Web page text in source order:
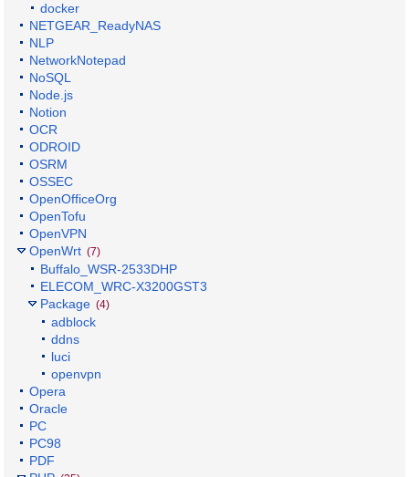
docker
NETGEAR_ReadyNAS
NLP
NetworkNotepad
NoSQL
Node.js
Notion
OCR
ODROID
OSRM
OSSEC
OpenOfficeOrg
OpenTofu
OpenVPN
OpenWrt (7)
Buffalo_WSR-2533DHP
ELECOM_WRC-X3200GST3
Package (4)
adblock
ddns
luci
openvpn
Opera
Oracle
PC
PC98
PDF